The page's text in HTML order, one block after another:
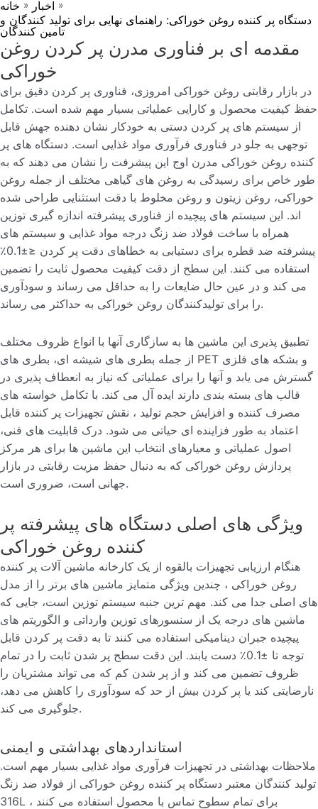
خانه » اخبار »
دستگاه پر کننده روغن خوراکی: راهنمای نهایی برای تولید کنندگان و
تامین کنندگان
مقدمه ای بر فناوری مدرن پر کردن روغن
خوراکی
در بازار رقابتی روغن خوراکی امروزی، فناوری پر کردن دقیق برای
حفظ کیفیت محصول و کارایی عملیاتی بسیار مهم شده است. تکامل
از سیستم های پر کردن دستی به خودکار نشان دهنده جهش قابل
توجهی به جلو در فناوری فرآوری مواد غذایی است. دستگاه های پر
کننده روغن خوراکی مدرن اوج این پیشرفت را نشان می دهند که به
طور خاص برای رسیدگی به روغن های گیاهی مختلف از جمله روغن
خوراکی، روغن زیتون و روغن مخلوط با دقت استثنایی طراحی شده
اند. این سیستم های پیچیده از فناوری پیشرفته اندازه گیری توزین
همراه با ساخت فولاد ضد زنگ درجه مواد غذایی و سیستم های
پیشرفته ضد قطره برای دستیابی به خطاهای دقت پر کردن ≤±0.1٪
استفاده می کنند. این سطح از دقت کیفیت محصول ثابت را تضمین
می کند و در عین حال ضایعات را به حداقل می رساند و سودآوری
را برای تولیدکنندگان روغن خوراکی به حداکثر می رساند.
تطبیق پذیری این ماشین ها به سازگاری آنها با انواع ظروف مختلف
از جمله بطری های شیشه ای، بطری های PET و بشکه های فلزی
گسترش می یابد و آنها را برای عملیاتی که نیاز به انعطاف پذیری در
قالب های بسته بندی دارند ایده آل می کند. با تکامل خواسته های
مصرف کننده و افزایش حجم تولید ، نقش تجهیزات پر کننده قابل
اعتماد به طور فزاینده ای حیاتی می شود. درک قابلیت های فنی،
اصول عملیاتی و معیارهای انتخاب این ماشین ها برای هر مرکز
پردازش روغن خوراکی که به دنبال حفظ مزیت رقابتی در بازار
جهانی است، ضروری است.
ویژگی های اصلی دستگاه های پیشرفته پر
کننده روغن خوراکی
هنگام ارزیابی تجهیزات بالقوه از یک کارخانه ماشین آلات پر کننده
روغن خوراکی ، چندین ویژگی متمایز ماشین های برتر را از مدل
های اصلی جدا می کند. مهم ترین جنبه سیستم توزین است، جایی که
ماشین های درجه یک از سنسورهای توزین وارداتی و الگوریتم های
پیچیده جبران دینامیکی استفاده می کنند تا به دقت پر کردن قابل
توجه تا ±0.1٪ دست یابند. این دقت سطح پر شدن ثابت را در تمام
ظروف تضمین می کند و از پر شدن کم که می تواند مشتریان را
نارضایتی کند یا پر کردن بیش از حد که سودآوری را کاهش می دهد،
جلوگیری می کند.
استانداردهای بهداشتی و ایمنی
ملاحظات بهداشتی در تجهیزات فرآوری مواد غذایی بسیار مهم است.
تولید کنندگان معتبر دستگاه پر کننده روغن خوراکی از فولاد ضد زنگ
316L برای تمام سطوح تماس با محصول استفاده می کنند ،